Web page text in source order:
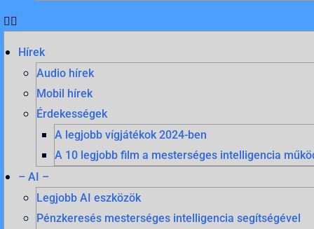
Hírek
Audio hírek
Mobil hírek
Érdekességek
A legjobb vígjátékok 2024-ben
A 10 legjobb film a mesterséges intelligencia
– AI –
Legjobb AI eszközök
Pénzkeresés mesterséges intelligencia segítségével